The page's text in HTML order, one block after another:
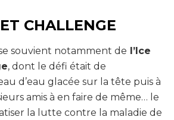
CHALLENGE
souvient notamment de l’Ice
, dont le défi était de
d’eau glacée sur la tête puis à
amis à en faire de même… le
la lutte contre la maladie de